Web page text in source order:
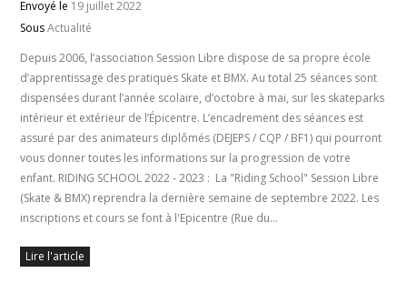
Envoyé le 19 juillet 2022
SousActualité
Depuis 2006, l’association Session Libre dispose de sa propre école
d’apprentissage des pratiques Skate et BMX. Au total 25 séances sont
dispensées durant l’année scolaire, d’octobre à mai, sur les skateparks
intérieur et extérieur de l’Épicentre. L’encadrement des séances est
assuré par des animateurs diplômés (DEJEPS / CQP / BF1) qui pourront
vous donner toutes les informations sur la progression de votre
enfant. RIDING SCHOOL 2022 - 2023 : La "Riding School" Session Libre
(Skate & BMX) reprendra la dernière semaine de septembre 2022. Les
inscriptions et cours se font à l'Epicentre (Rue du…
Lire l'article